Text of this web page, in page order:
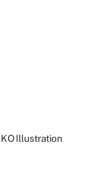
Illustration